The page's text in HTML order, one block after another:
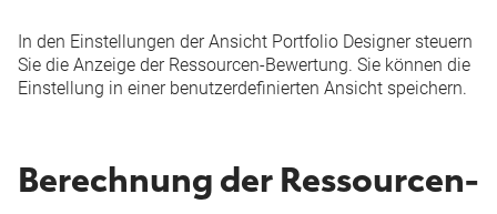
In den Einstellungen der Ansicht Portfolio Designersteuern
Sie die Anzeige der Ressourcen-Bewertung. Sie können die
Einstellung in einer benutzerdefinierten Ansicht speichern.
Berechnung der Ressourcen-